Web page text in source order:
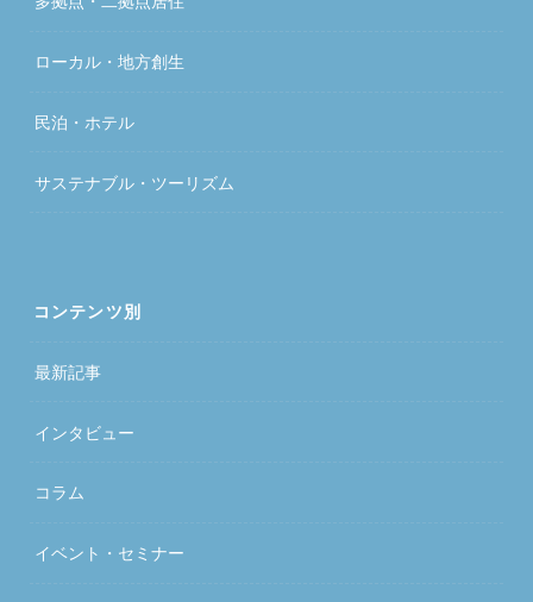
ローカル・地方創生
民泊・ホテル
サステナブル・ツーリズム
コンテンツ別
最新記事
インタビュー
コラム
イベント・セミナー